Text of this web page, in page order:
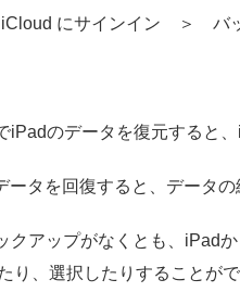
iCloud にサインイン ＞ バ
iPadのデータを復元すると
ータを回復すると、データ
クアップがなくとも、iPad
り、選択したりすることがで